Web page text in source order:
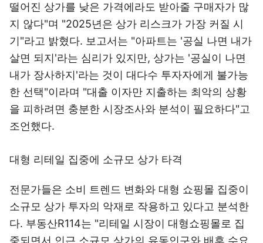
떨어진 상가를 낮은 가격에라도 받아줄 구매자가 많
지 않다"며 "2025년은 상가 리스크가 가장 커질 시
기"라고 밝혔다. 보고서는 "아파트는 '공실 나면 내가
살면 되지'라는 심리가 있지만, 상가는 '공실이 나면
내가 장사하지'라는 것이 대다수 투자자에게 불가능
한 선택"이라며 "대출 이자만 지출하는 최악의 상황
을 피하려면 충분한 시장조사와 분석이 필요하다"고
조언했다.
대형 리테일 집중에 소규모 상가 타격
전문가들은 소비 트렌드 변화와 대형 쇼핑몰 집중이
소규모 상가 투자의 악재로 작용하고 있다고 분석한
다. 부동산R114는 "리테일 시장이 대형쇼핑몰로 집
중되면서 인근 소규모 상가의 유동인구와 배후 수요